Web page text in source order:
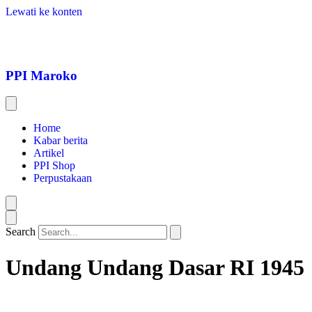
Lewati ke konten
PPI Maroko
Home
Kabar berita
Artikel
PPI Shop
Perpustakaan
Search
Undang Undang Dasar RI 1945